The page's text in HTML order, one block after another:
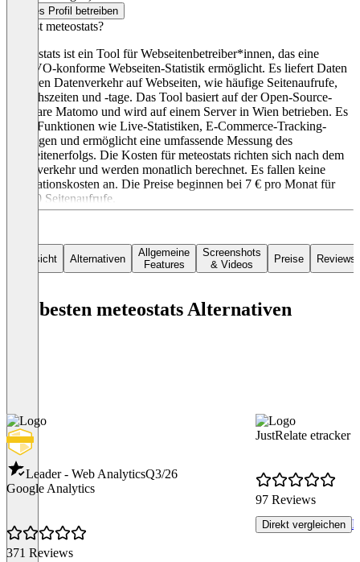
Dieses Profil betreiben
Was ist meteostats?
Meteostats ist ein Tool für Webseitenbetreiber*innen, das eine
DSGVO-konforme Webseiten-Statistik ermöglicht. Es liefert Daten
über den Datenverkehr auf Webseiten, wie häufige Seitenaufrufe,
Besuchszeiten und -tage. Das Tool basiert auf der Open-Source-
Software Matomo und wird auf einem Server in Wien betrieben. Es
bietet Funktionen wie Live-Statistiken, E-Commerce-Tracking-
Lösungen und ermöglicht eine umfassende Messung des
Webseitenerfolgs. Die Kosten für meteostats richten sich nach dem
Datenverkehr und werden monatlich berechnet. Es fallen keine
Installationskosten an. Die Preise beginnen bei 7 € pro Monat für
30.000 Seitenaufrufe.
Übersicht Alternativen
Allgemeine
Features
Screenshots
& Videos
Preise Reviews
Die besten meteostats Alternativen
Leader - Web AnalyticsQ3/26
Google Analytics
371 Reviews
JustRelate etracker
97 Reviews
Direkt vergleichen